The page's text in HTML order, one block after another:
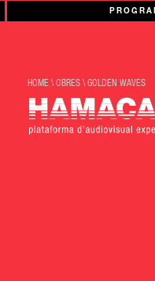
HOME\OBRES\GOLDEN WAVES